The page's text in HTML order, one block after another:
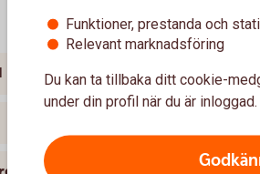
Funktioner, prestanda och
Relevant marknadsföring
Du kan ta tillbaka ditt cookie-
under din profil när du är inloggad.